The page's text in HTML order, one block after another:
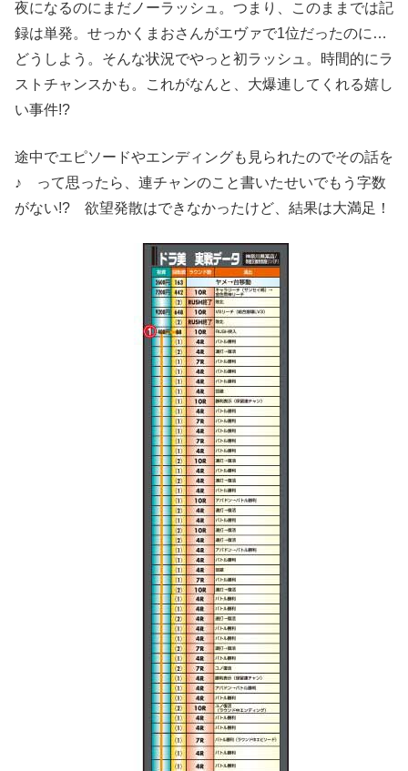
夜になるのにまだノーラッシュ。つまり、このままでは記
録は単発。せっかくまおさんがエヴァで1位だったのに…
どうしよう。そんな状況でやっと初ラッシュ。時間的にラ
ストチャンスかも。これがなんと、大爆連してくれる嬉し
い事件!?
途中でエピソードやエンディングも見られたのでその話を
♪ って思ったら、連チャンのこと書いたせいでもう字数
がない!? 欲望発散はできなかったけど、結果は大満足！